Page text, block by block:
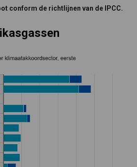
conform de richtlijnen van de IPCC.